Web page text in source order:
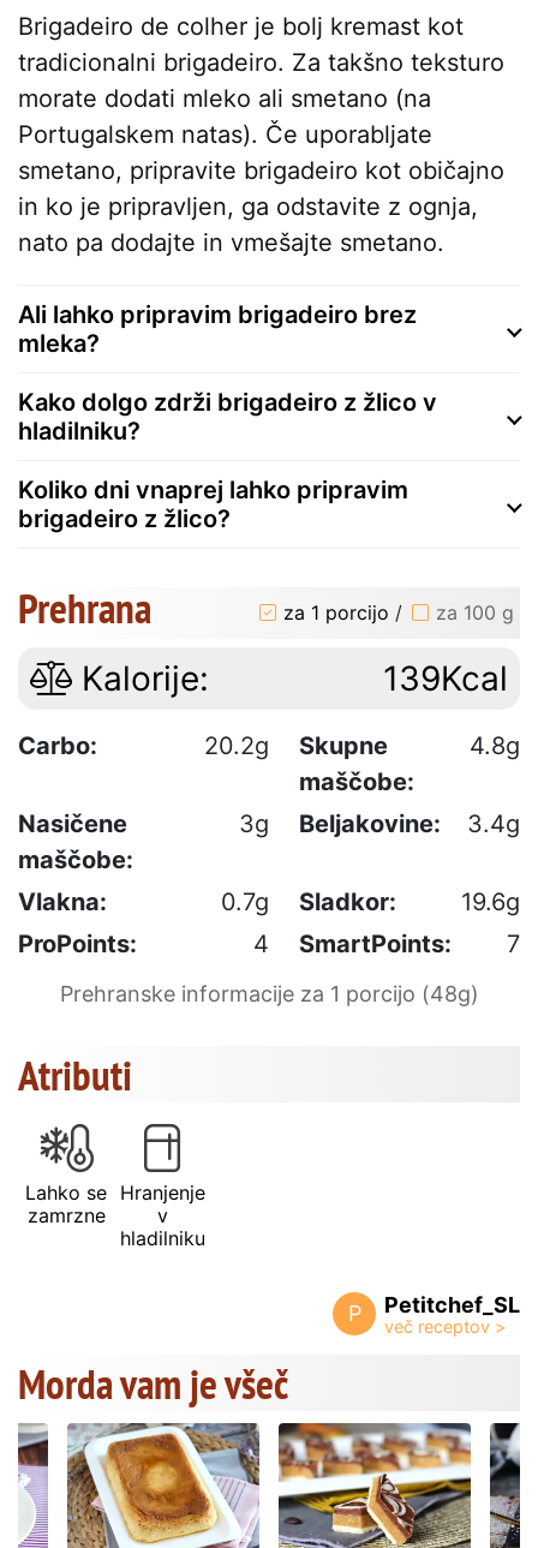
Brigadeiro de colher je bolj kremast kot
tradicionalni brigadeiro. Za takšno teksturo
morate dodati mleko ali smetano (na
Portugalskem natas). Če uporabljate
smetano, pripravite brigadeiro kot običajno
in ko je pripravljen, ga odstavite z ognja,
nato pa dodajte in vmešajte smetano.
Ali lahko pripravim brigadeiro brez
mleka?
Kako dolgo zdrži brigadeiro z žlico v
hladilniku?
Koliko dni vnaprej lahko pripravim
brigadeiro z žlico?
Prehrana za 1 porcijo / za 100 g
Kalorije: 139Kcal
Carbo: 20.2g
Skupne
maščobe:
4.8g
Nasičene
maščobe:
3g Beljakovine: 3.4g
Vlakna: 0.7g Sladkor:
19.6g
ProPoints:
4 SmartPoints: 7
Prehranske informacije za 1 porcijo (48g)
Atributi
Lahko se
zamrzne
Hranjenje
v
hladilniku
P Petitchef_SL
Morda vam je všeč